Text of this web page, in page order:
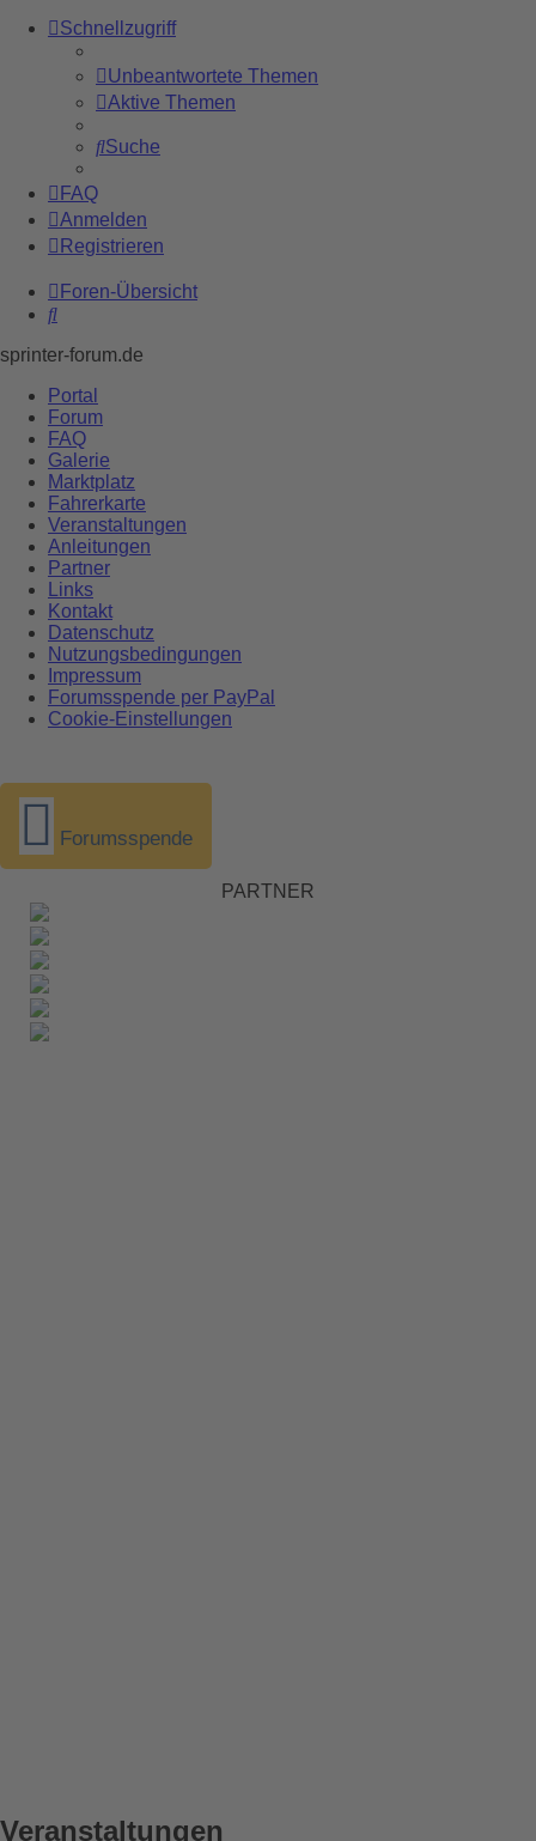
Schnellzugriff
Unbeantwortete Themen
Aktive Themen
Suche
FAQ
Anmelden
Registrieren
Foren-Übersicht
Suche
sprinter-forum.de
Portal
Forum
FAQ
Galerie
Marktplatz
Fahrerkarte
Veranstaltungen
Anleitungen
Partner
Links
Kontakt
Datenschutz
Nutzungsbedingungen
Impressum
Forumsspende per PayPal
Cookie-Einstellungen
Forumsspende
PARTNER
Veranstaltungen